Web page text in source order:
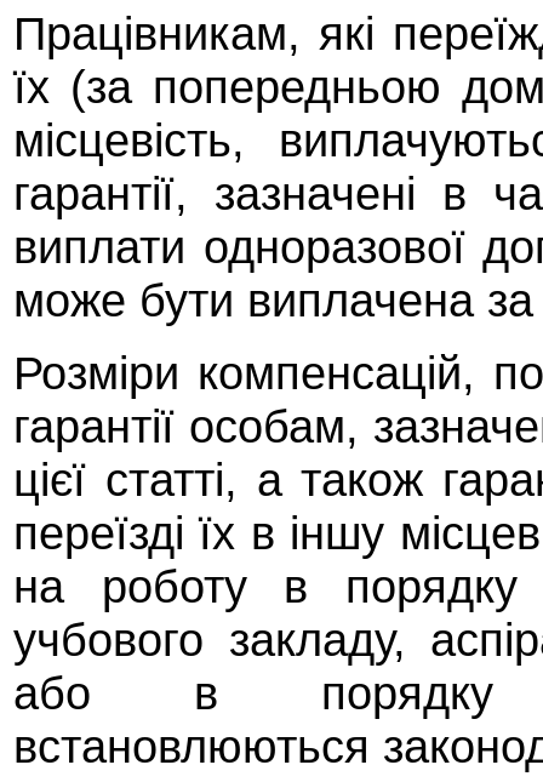
Працівникам, які
їх (за попередньою
місцевість,
гарантії, зазначені в
виплати одноразової
може бути виплачена
Розміри компенсацій,
гарантії особам,
цієї статті, а також
переїзді їх в іншу
на роботу в порядку
учбового закладу,
або в порядку
встановлюються